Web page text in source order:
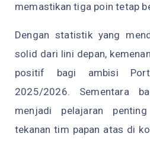
memastikan tiga poin tetap
Dengan statistik yang
solid dari lini depan,
positif bagi ambisi
2025/2026. Sementara
menjadi pelajaran
tekanan tim papan atas di